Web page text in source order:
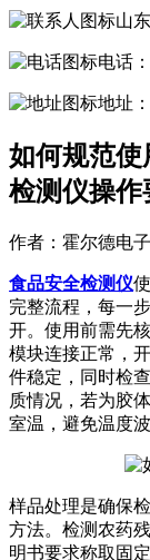
山
电话
地址
如何规范
检测仪操作
作者：霍尔德电
食品安全检测仪
完整流程，每一
开。使用前需先
模块连接正常，
件稳定，同时检
质情况，若为胶
室温，避免温度
样品处理是确保
方法。检测农药
明书要求称取固